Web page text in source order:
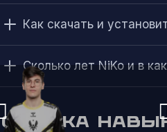
Как скачать и
Сколько лет NiKo и в
ОЦЕНКА